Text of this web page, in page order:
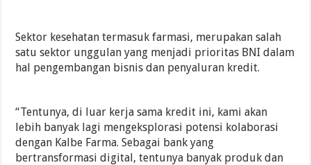
Sektor kesehatan termasuk farmasi, merupakan salah
satu sektor unggulan yang menjadi prioritas BNI dalam
hal pengembangan bisnis dan penyaluran kredit.
“Tentunya, di luar kerja sama kredit ini, kami akan
lebih banyak lagi mengeksplorasi potensi kolaborasi
dengan Kalbe Farma. Sebagai bank yang
bertransformasi digital, tentunya banyak produk dan